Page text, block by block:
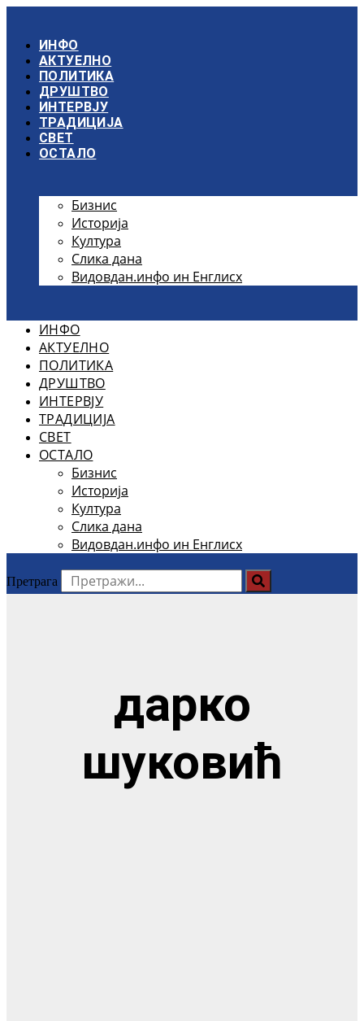
садржајИНФО
АКТУЕЛНО
ПОЛИТИКА
ДРУШТВО
ИНТЕРВЈУ
ТРАДИЦИЈА
СВЕТ
ОСТАЛО
Бизнис
Историја
Култура
Слика дана
Видовдан.инфо ин Енглисх
ИНФО
АКТУЕЛНО
ПОЛИТИКА
ДРУШТВО
ИНТЕРВЈУ
ТРАДИЦИЈА
СВЕТ
ОСТАЛО
Бизнис
Историја
Култура
Слика дана
Видовдан.инфо ин Енглисх
Претрага
дарко
шуковић